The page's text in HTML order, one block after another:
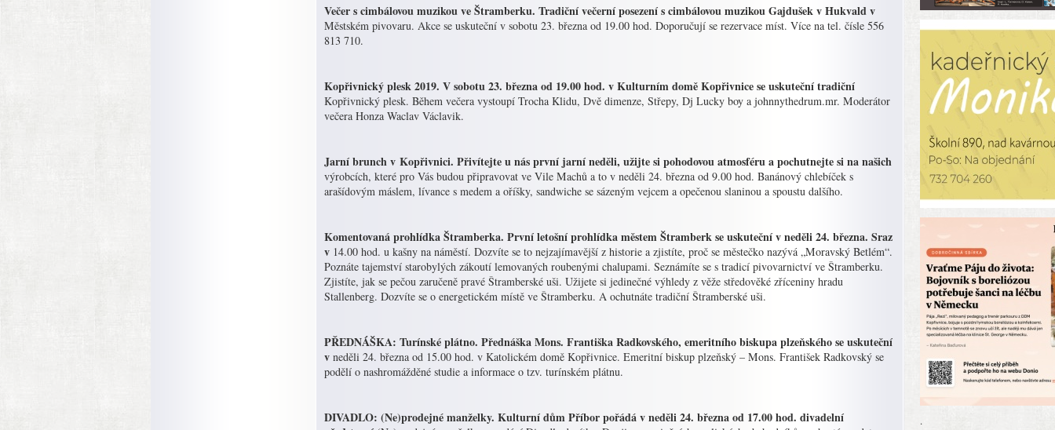
Večer s cimbálovou muzikou ve Štramberku. Tradiční večerní posezení s cimbálovou muzikou Gajdušek v Hukvald v
Městském pivovaru. Akce se uskuteční v sobotu 23. března od 19.00 hod. Doporučují se rezervace míst. Více na tel. čísle 556
813 710.
Kopřivnický plesk 2019. V sobotu 23. března od 19.00 hod. v Kulturním domě Kopřivnice se uskuteční tradiční
Kopřivnický plesk. Během večera vystoupí Trocha Klidu, Dvě dimenze, Střepy, Dj Lucky boy a johnnythedrum.mr. Moderátor
večera Honza Waclav Václavik.
Jarní brunch v Kopřivnici. Přivítejte u nás první jarní neděli, užijte si pohodovou atmosféru a pochutnejte si na našich
výrobcích, které pro Vás budou připravovat ve Vile Machů a to v neděli 24. března od 9.00 hod. Banánový chlebíček s
arašídovým máslem, lívance s medem a oříšky, sandwiche se sázeným vejcem a opečenou slaninou a spoustu dalšího.
Komentovaná prohlídka Štramberka. První letošní prohlídka městem Štramberk se uskuteční v neděli 24. března. Sraz
v 14.00 hod. u kašny na náměstí. Dozvíte se to nejzajímavější z historie a zjistíte, proč se městečko nazývá „Moravský Betlém“.
Poznáte tajemství starobylých zákoutí lemovaných roubenými chalupami. Seznámíte se s tradicí pivovarnictví ve Štramberku.
Zjistíte, jak se pečou zaručeně pravé Štramberské uši. Užijete si jedinečné výhledy z věže středověké zříceniny hradu
Stallenberg. Dozvíte se o energetickém místě ve Štramberku. A ochutnáte tradiční Štramberské uši.
PŘEDNÁŠKA: Turínské plátno. Přednáška Mons. Františka Radkovského, emeritního biskupa plzeňského se uskuteční
v neděli 24. března od 15.00 hod. v Katolickém domě Kopřivnice. Emeritní biskup plzeňský – Mons. František Radkovský se
podělí o nashromážděné studie a informace o tzv. turínském plátnu.
DIVADLO: (Ne)prodejné manželky. Kulturní dům Příbor pořádá v neděli 24. března od 17.00 hod. divadelní
.